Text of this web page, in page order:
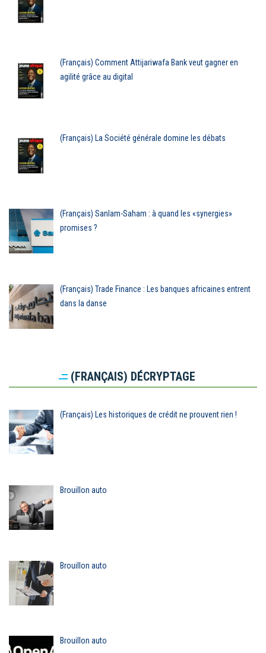
(Français) Comment Attijariwafa Bank veut gagner en
agilité grâce au digital
(Français) La Société générale domine les débats
(Français) Sanlam-Saham : à quand les «synergies»
promises ?
(Français) Trade Finance : Les banques africaines entrent
dans la danse
(FRANÇAIS) DÉCRYPTAGE
(Français) Les historiques de crédit ne prouvent rien !
Brouillon auto
Brouillon auto
Brouillon auto